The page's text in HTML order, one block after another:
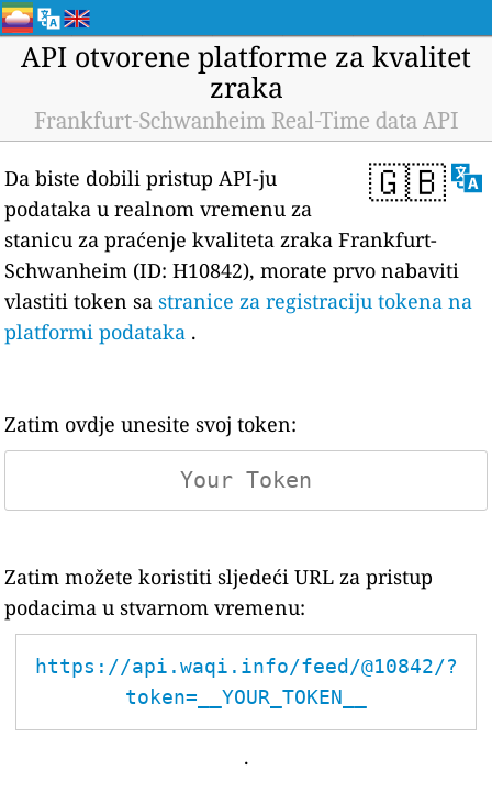
API otvorene platforme za kvalitet
zraka
Frankfurt-Schwanheim Real-Time data API
🇬🇧
Da biste dobili pristup API-ju
podataka u realnom vremenu za
stanicu za praćenje kvaliteta zraka Frankfurt-
Schwanheim (ID: H10842), morate prvo nabaviti
vlastiti token sastranice za registraciju tokena na
platformi podataka .
Zatim ovdje unesite svoj token:
Zatim možete koristiti sljedeći URL za pristup
podacima u stvarnom vremenu:
https://api.waqi.info/feed/@10842/?
token=__YOUR_TOKEN__
.